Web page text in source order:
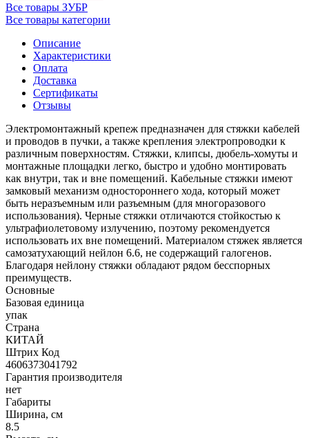
Все товары ЗУБР
Все товары категории
Описание
Характеристики
Оплата
Доставка
Сертификаты
Отзывы
Электромонтажный крепеж предназначен для стяжки кабелей
и проводов в пучки, а также крепления электропроводки к
различным поверхностям. Стяжки, клипсы, дюбель-хомуты и
монтажные площадки легко, быстро и удобно монтировать
как внутри, так и вне помещений. Кабельные стяжки имеют
замковый механизм одностороннего хода, который может
быть неразъемным или разъемным (для многоразового
использования). Черные стяжки отличаются стойкостью к
ультрафиолетовому излучению, поэтому рекомендуется
использовать их вне помещений. Материалом стяжек является
самозатухающий нейлон 6.6, не содержащий галогенов.
Благодаря нейлону стяжки обладают рядом бесспорных
преимуществ.
Основные
Базовая единица
упак
Страна
КИТАЙ
Штрих Код
4606373041792
Гарантия производителя
нет
Габариты
Ширина, см
8.5